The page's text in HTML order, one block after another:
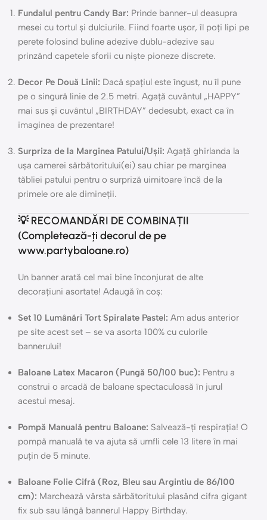
Fundalul pentru Candy Bar: Prinde banner-ul deasupra
mesei cu tortul și dulciurile. Fiind foarte ușor, îl poți lipi pe
perete folosind buline adezive dublu-adezive sau
prinzând capetele sforii cu niște pioneze discrete.
Decor Pe Două Linii: Dacă spațiul este îngust, nu îl pune
pe o singură linie de 2.5 metri. Agață cuvântul „HAPPY”
mai sus și cuvântul „BIRTHDAY” dedesubt, exact ca în
imaginea de prezentare!
Surpriza de la Marginea Patului/Ușii: Agață ghirlanda la
ușa camerei sărbătoritului(ei) sau chiar pe marginea
tăbliei patului pentru o surpriză uimitoare încă de la
primele ore ale dimineții.
💡 RECOMANDĂRI DE COMBINAȚII
(Completează-ți decorul de pe
www.partybaloane.ro)
Un banner arată cel mai bine înconjurat de alte
decorațiuni asortate! Adaugă în coș:
Set 10 Lumânări Tort Spiralate Pastel: Am adus anterior
pe site acest set – se va asorta 100% cu culorile
bannerului!
Baloane Latex Macaron (Pungă 50/100 buc): Pentru a
construi o arcadă de baloane spectaculoasă în jurul
acestui mesaj.
Pompă Manuală pentru Baloane: Salvează-ți respirația! O
pompă manuală te va ajuta să umfli cele 13 litere în mai
puțin de 5 minute.
Baloane Folie Cifră (Roz, Bleu sau Argintiu de 86/100
cm): Marchează vârsta sărbătoritului plasând cifra gigant
fix sub sau lângă bannerul Happy Birthday.